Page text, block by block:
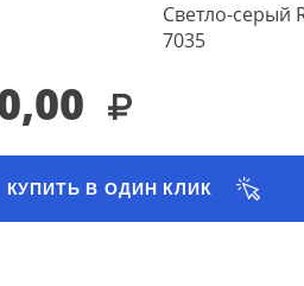
Светло-серый
7035
КУПИТЬ В ОДИН КЛИК